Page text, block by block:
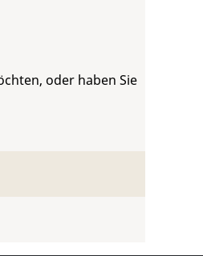
oder haben Sie